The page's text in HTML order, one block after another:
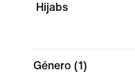
Hijabs
Género (1)